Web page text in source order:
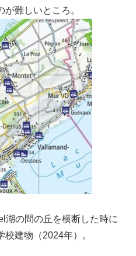
難しいところ。
湖の間の丘を横断した時に
建物（2024年）。